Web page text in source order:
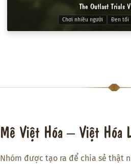
The Outlast Trials
Chơi nhiều người Đen tối
Mê Việt Hóa – Việt Hóa
Nhóm được tạo ra để chia sẻ thật